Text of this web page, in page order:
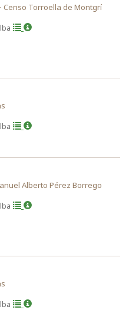
Censo Torroella de Montgrí
Alberto Pérez Borrego